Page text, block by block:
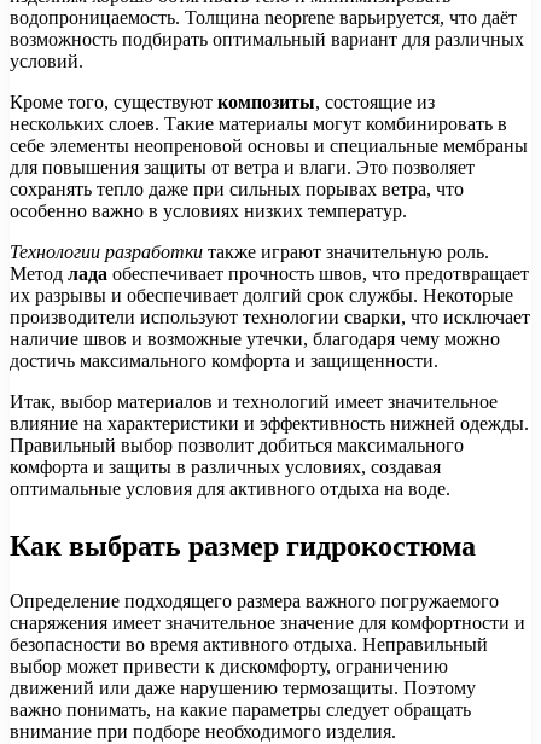
водопроницаемость. Толщина neoprene варьируется, что даёт
возможность подбирать оптимальный вариант для различных
условий.
Кроме того, существуют композиты, состоящие из
нескольких слоев. Такие материалы могут комбинировать в
себе элементы неопреновой основы и специальные мембраны
для повышения защиты от ветра и влаги. Это позволяет
сохранять тепло даже при сильных порывах ветра, что
особенно важно в условиях низких температур.
Технологии разработки также играют значительную роль.
Метод лада обеспечивает прочность швов, что предотвращает
их разрывы и обеспечивает долгий срок службы. Некоторые
производители используют технологии сварки, что исключает
наличие швов и возможные утечки, благодаря чему можно
достичь максимального комфорта и защищенности.
Итак, выбор материалов и технологий имеет значительное
влияние на характеристики и эффективность нижней одежды.
Правильный выбор позволит добиться максимального
комфорта и защиты в различных условиях, создавая
оптимальные условия для активного отдыха на воде.
Как выбрать размер гидрокостюма
Определение подходящего размера важного погружаемого
снаряжения имеет значительное значение для комфортности и
безопасности во время активного отдыха. Неправильный
выбор может привести к дискомфорту, ограничению
движений или даже нарушению термозащиты. Поэтому
важно понимать, на какие параметры следует обращать
внимание при подборе необходимого изделия.